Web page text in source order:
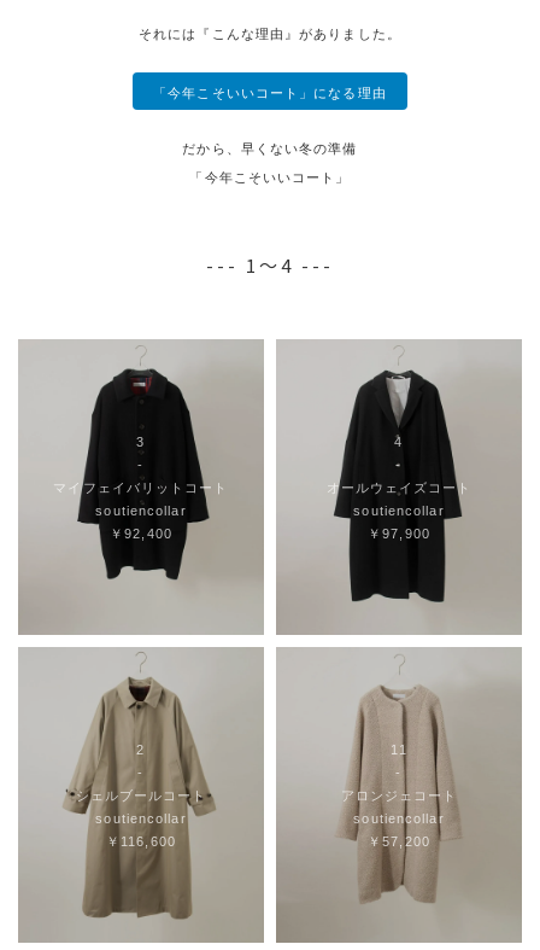
それには『こんな理由』がありました。
「今年こそいいコート」になる理由
だから、早くない冬の準備
「今年こそいいコート」
--- 1～4 ---
3
-
マイフェイバリットコート
soutiencollar
￥92,400
4
-
オールウェイズコート
soutiencollar
￥97,900
2
-
シェルブールコート
soutiencollar
￥116,600
11
-
アロンジェコート
soutiencollar
￥57,200